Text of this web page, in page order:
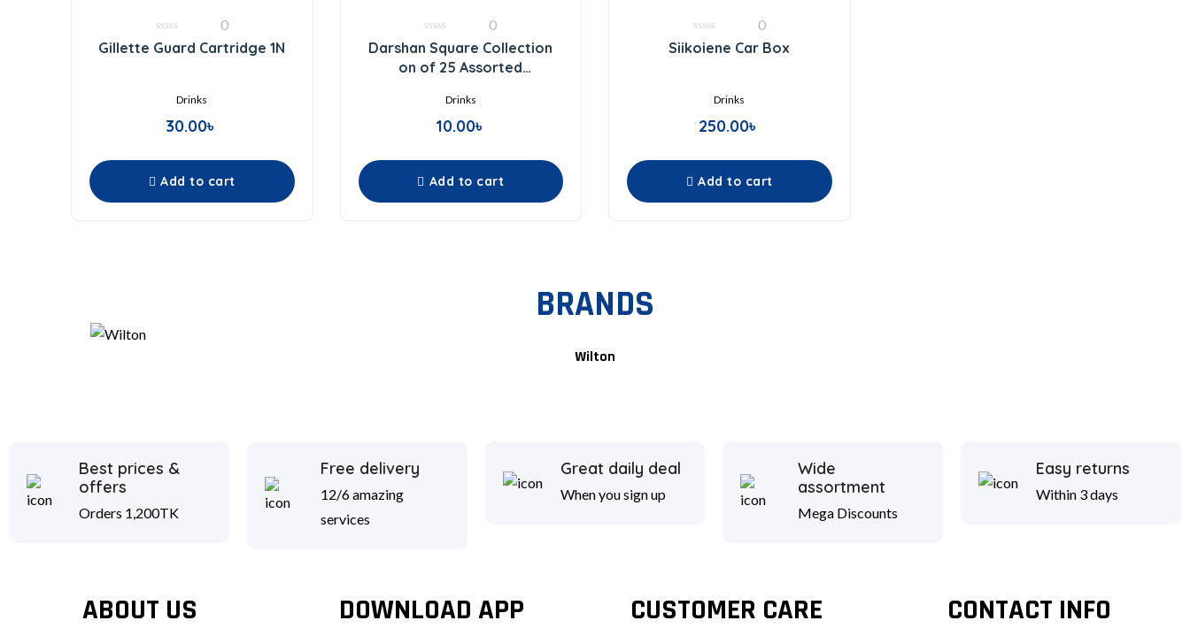
0
out
0
Gillette Guard Cartridge 1N
Drinks
30.00৳
Add to cart
out
of
5
0
Darshan Square Collection
on of 25 Assorted
Drinks
10.00৳
Add to cart
out
0
Siikoiene Car Box
Drinks
250.00৳
Add to cart
BRANDS
Wilton
Best prices &
offers
Orders 1,200TK
Free delivery
12/6 amazing
services
Great daily deal
When you sign up
Wide
assortment
Mega Discounts
Easy returns
Within 3 days
ABOUT US DOWNLOAD APP CUSTOMER CARE CONTACT INFO